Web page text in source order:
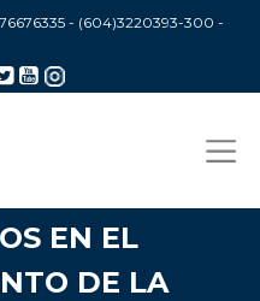
- (604)3220393-300 -
EN EL
DE LA